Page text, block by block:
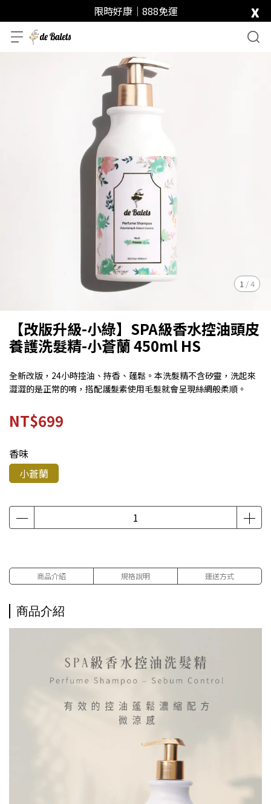
限時好康｜888免運 x
1 /4
【改版升級-小綠】SPA級香水控油頭皮
養護洗髮精-小蒼蘭 450ml HS
全新改版，24小時控油、持香、蓬鬆。本洗髮精不含矽靈，洗起來
澀澀的是正常的唷，搭配護髮素使用毛髮就會呈現絲綢般柔順。
NT$699
香味
小蒼蘭
商品介紹 規格說明 運送方式
商品介紹